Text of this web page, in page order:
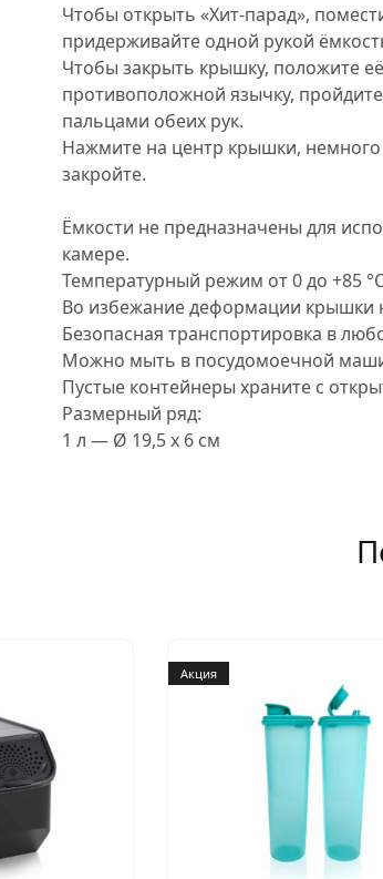
Чтобы открыть «Хит-парад»,
придерживайте одной рукой
Чтобы закрыть крышку, положите
противоположной язычку,
пальцами обеих рук.
Нажмите на центр крышки,
закройте.
Ёмкости не предназначены для
камере.
Температурный режим от 0 до +85
Во избежание деформации крышки
Безопасная транспортировка в
Можно мыть в посудомоечной
Пустые контейнеры храните с
Размерный ряд:
1 л — Ø 19,5 x 6 см
Акция